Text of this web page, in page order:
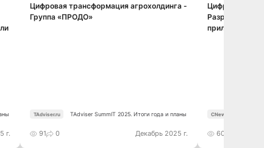
г.
Смотреть видео
Цифровая трансформация агрохолдинга -
Группа «ПРОДО»
TAdviser.ru TAdviser SummIT 2025. Итоги года и планы
91 0 Декабрь 2025 г.
Цифровизация
Разработка
приложения
CNews
60